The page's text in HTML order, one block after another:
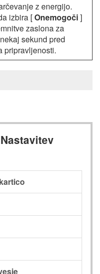
z energijo.
izbira [Onemogoči]
zaslona za
sekund pred
pripravljenosti.